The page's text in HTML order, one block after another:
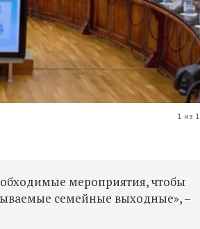
1 из 1
мероприятия, чтобы
семейные выходные», –